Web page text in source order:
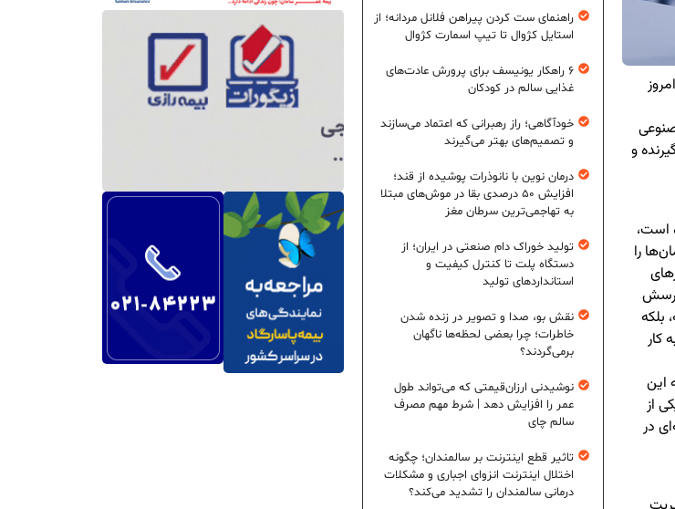
و
است،
را
پرسش
بلکه
کار
این
از
در
راهنمای ست کردن پیراهن فلانل مردانه؛ از
استایل کژوال تا تیپ اسمارت کژوال
۶ راهکار یونیسف برای پرورش عادت‌های
غذایی سالم در کودکان
خودآگاهی؛ راز رهبرانی که اعتماد می‌سازند
و تصمیم‌های بهتر می‌گیرند
درمان نوین با نانوذرات پوشیده از قند؛
افزایش ۵۰ درصدی بقا در موش‌های مبتلا
به تهاجمی‌ترین سرطان مغز
تولید خوراک دام صنعتی در ایران؛ از
دستگاه پلت تا کنترل کیفیت و
استانداردهای تولید
نقش بو، صدا و تصویر در زنده شدن
خاطرات؛ چرا بعضی لحظه‌ها ناگهان
برمی‌گردند؟
نوشیدنی ارزان‌قیمتی که می‌تواند طول
عمر را افزایش دهد | شرط مهم مصرف
سالم چای
تاثیر قطع اینترنت بر سالمندان؛ چگونه
اختلال اینترنت انزوای اجباری و مشکلات
درمانی سالمندان را تشدید می‌کند؟